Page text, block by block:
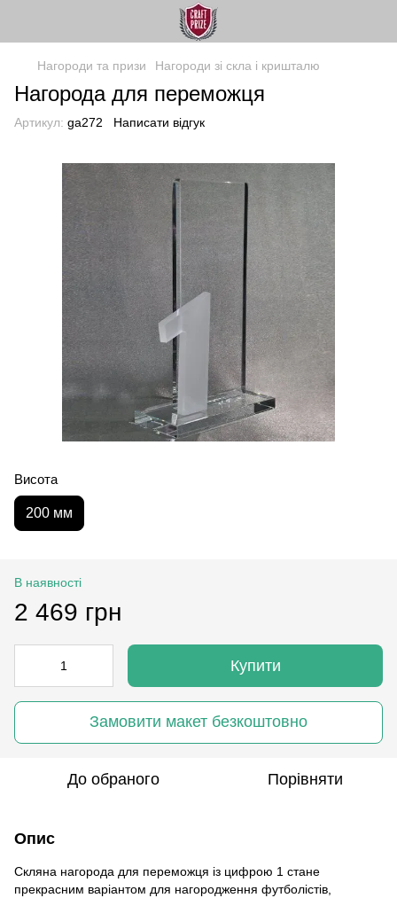
Нагороди та призи Нагороди зі скла і кришталю
Нагорода для переможця
Артикул: ga272 Написати відгук
Висота
200 мм
В наявності
2 469 грн
Купити
Замовити макет безкоштовно
До обраного Порівняти
Опис
Скляна нагорода для переможця із цифрою 1 стане
прекрасним варіантом для нагородження футболістів,